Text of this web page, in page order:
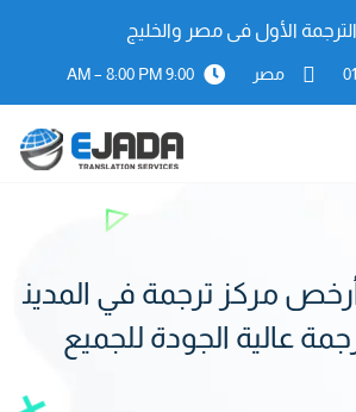
الأول فى مصر والخليج
مصر 9:00 AM – 8:00 PM
مركز ترجمة في المدين
عالية الجودة للجميع